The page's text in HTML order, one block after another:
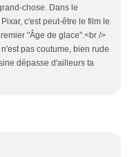
chose. Dans le
c'est peut-être le film le
"Âge de glace".<br />
pas coutume, bien rude
dépasse d'ailleurs ta